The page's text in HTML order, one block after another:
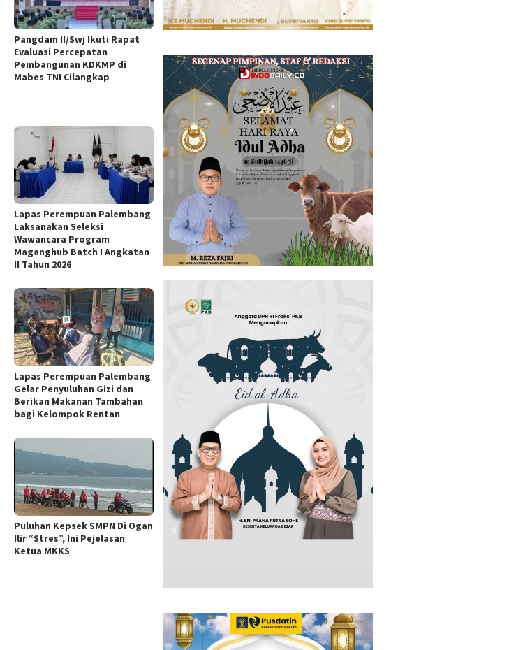
Pangdam II/Swj Ikuti Rapat
Evaluasi Percepatan
Pembangunan KDKMP di
Mabes TNI Cilangkap
Lapas Perempuan Palembang
Laksanakan Seleksi
Wawancara Program
Maganghub Batch I Angkatan
II Tahun 2026
Lapas Perempuan Palembang
Gelar Penyuluhan Gizi dan
Berikan Makanan Tambahan
bagi Kelompok Rentan
Puluhan Kepsek SMPN Di Ogan
Ilir “Stres”, Ini Pejelasan
Ketua MKKS